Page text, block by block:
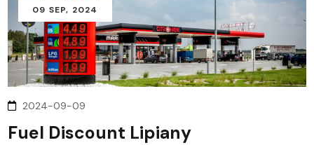
09 SEP, 2024
2024-09-09
Fuel Discount Lipiany